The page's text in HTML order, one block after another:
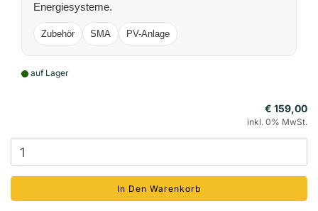
Energiesysteme.
Zubehör SMA PV-Anlage
auf Lager
€ 159,00
inkl. 0% MwSt.
In Den Warenkorb